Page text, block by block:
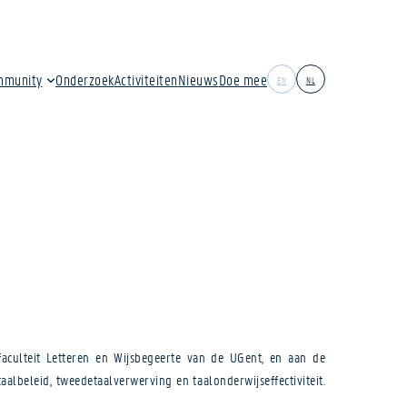
OnderzoekActiviteitenNieuwsDoe mee EN NL
Letteren en Wijsbegeerte van de UGent, en aan de
tweedetaalverwerving en taalonderwijseffectiviteit.